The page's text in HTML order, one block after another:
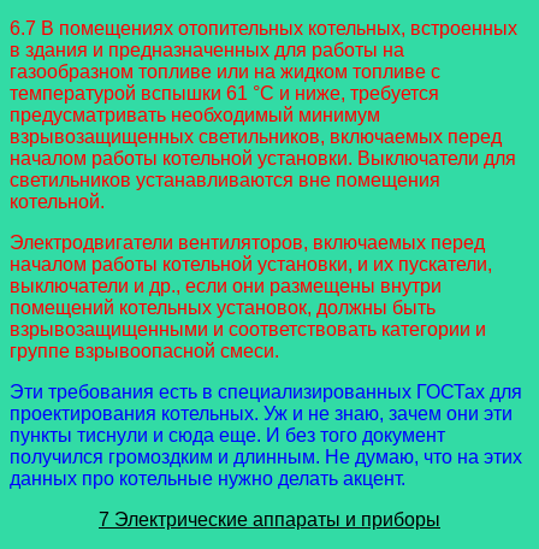
6.7 В помещениях отопительных котельных, встроенных
в здания и предназначенных для работы на
газообразном топливе или на жидком топливе с
температурой вспышки 61 °C и ниже, требуется
предусматривать необходимый минимум
взрывозащищенных светильников, включаемых перед
началом работы котельной установки. Выключатели для
светильников устанавливаются вне помещения
котельной.
Электродвигатели вентиляторов, включаемых перед
началом работы котельной установки, и их пускатели,
выключатели и др., если они размещены внутри
помещений котельных установок, должны быть
взрывозащищенными и соответствовать категории и
группе взрывоопасной смеси.
Эти требования есть в специализированных ГОСТах для
проектирования котельных. Уж и не знаю, зачем они эти
пункты тиснули и сюда еще. И без того документ
получился громоздким и длинным. Не думаю, что на этих
данных про котельные нужно делать акцент.
7 Электрические аппараты и приборы